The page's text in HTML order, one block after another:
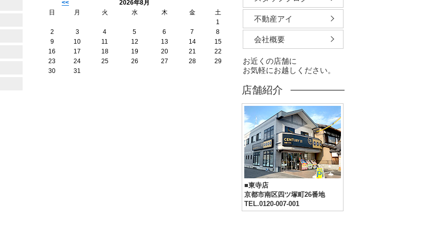
<<
2026年8月
日
月 火 水 木 金
土
1
2
3 4 5 6 7
8
9
10 11 12 13 14
15
16
17 18 19 20 21
22
23
24 25 26 27 28
29
30
31
不動産アイ
会社概要
お近くの店舗に
お気軽にお越しください。
店舗紹介
■東寺店
京都市南区四ツ塚町26番地
TEL.0120-007-001